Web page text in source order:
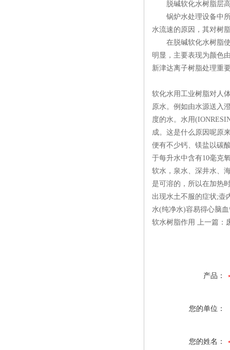
脱碱软化水树脂层
锅炉水处理设备中所
水流速的原因，其对树
在脱碱软化水树脂使
明显，主要表现为颜色
新津达离子树脂处理重
软化水用工业树脂对人
原水。例如由水源送入
度的水。水用
成。这是什么原因呢原
便有不少钙、镁盐以碳
于每升水中含有10毫克
软水，泉水、深井水、
是可溶的，所以在加热
出现水土不服的症状;壶
水(纯净水)容易得心脑
软水树脂作用 上一篇：
产品：
您的单位：
您的姓名：